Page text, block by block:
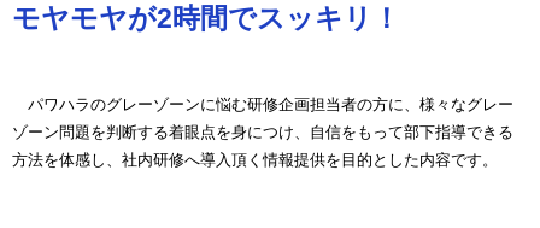
モヤモヤが2時間でスッキリ！
パワハラのグレーゾーンに悩む研修企画担当者の方に、様々なグレー
ゾーン問題を判断する着眼点を身につけ、自信をもって部下指導できる
方法を体感し、社内研修へ導入頂く情報提供を目的とした内容です。